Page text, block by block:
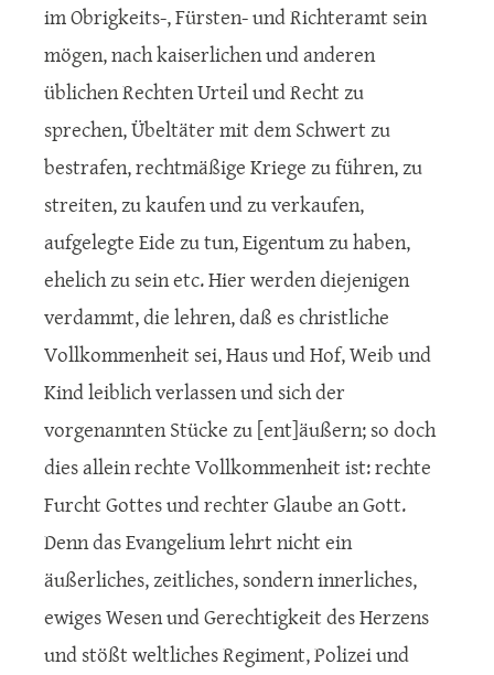
im Obrigkeits-, Fürsten- und Richteramt sein
mögen, nach kaiserlichen und anderen
üblichen Rechten Urteil und Recht zu
sprechen, Übeltäter mit dem Schwert zu
bestrafen, rechtmäßige Kriege zu führen, zu
streiten, zu kaufen und zu verkaufen,
aufgelegte Eide zu tun, Eigentum zu haben,
ehelich zu sein etc. Hier werden diejenigen
verdammt, die lehren, daß es christliche
Vollkommenheit sei, Haus und Hof, Weib und
Kind leiblich verlassen und sich der
vorgenannten Stücke zu [ent]äußern; so doch
dies allein rechte Vollkommenheit ist: rechte
Furcht Gottes und rechter Glaube an Gott.
Denn das Evangelium lehrt nicht ein
äußerliches, zeitliches, sondern innerliches,
ewiges Wesen und Gerechtigkeit des Herzens
und stößt weltliches Regiment, Polizei und